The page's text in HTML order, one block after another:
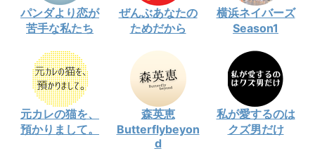
パンダより恋が
苦手な私たち
ぜんぶあなたの
ためだから
横浜ネイバーズ
Season1
元カレの猫を、
預かりまして。
森英恵
Butterflybeyon
d
私が愛するのは
クズ男だけ